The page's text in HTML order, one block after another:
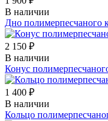
В наличии
Дно полимерпесчаного
2 150 ₽
В наличии
Конус
1 400 ₽
В наличии
Кольцо